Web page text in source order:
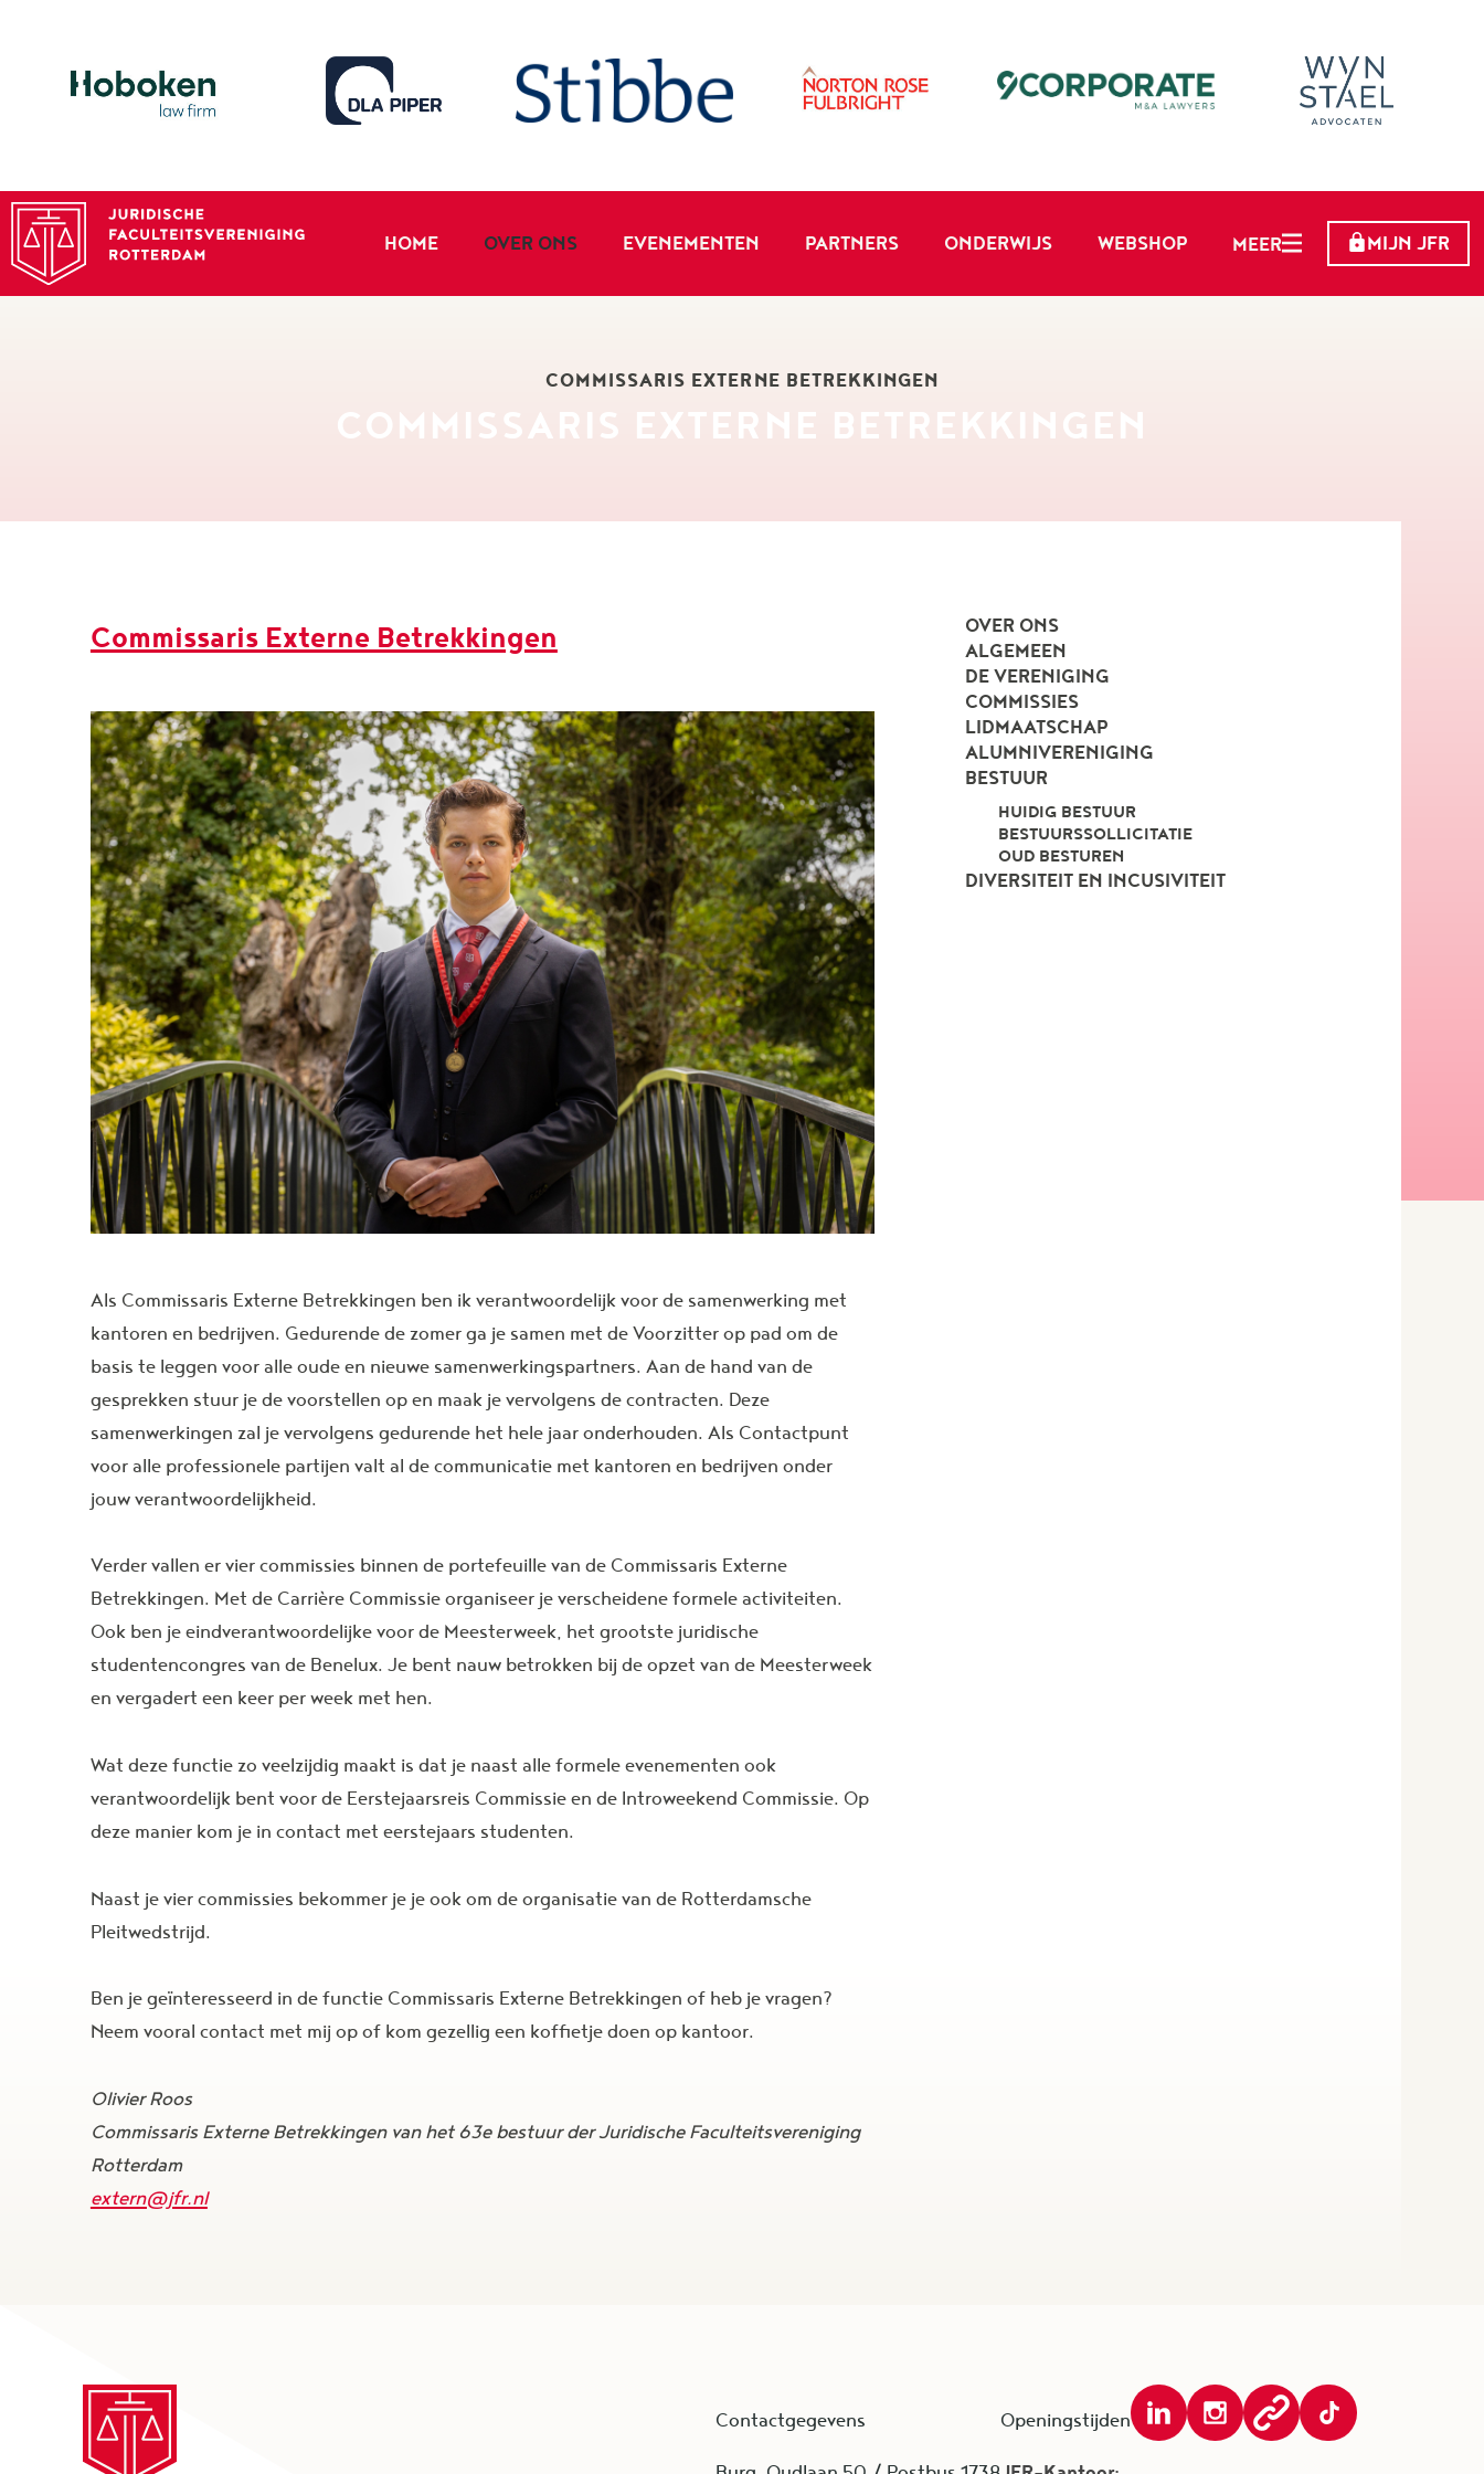
HOME OVER ONS EVENEMENTEN PARTNERS ONDERWIJS WEBSHOP MEER MIJN JFR
COMMISSARIS EXTERNE BETREKKINGEN
COMMISSARIS EXTERNE BETREKKINGEN
Commissaris Externe Betrekkingen
Als Commissaris Externe Betrekkingen ben ik verantwoordelijk voor de samenwerking met
kantoren en bedrijven. Gedurende de zomer ga je samen met de Voorzitter op pad om de
basis te leggen voor alle oude en nieuwe samenwerkingspartners. Aan de hand van de
gesprekken stuur je de voorstellen op en maak je vervolgens de contracten. Deze
samenwerkingen zal je vervolgens gedurende het hele jaar onderhouden. Als Contactpunt
voor alle professionele partijen valt al de communicatie met kantoren en bedrijven onder
jouw verantwoordelijkheid.
Verder vallen er vier commissies binnen de portefeuille van de Commissaris Externe
Betrekkingen. Met de Carrière Commissie organiseer je verscheidene formele activiteiten.
Ook ben je eindverantwoordelijke voor de Meesterweek, het grootste juridische
studentencongres van de Benelux. Je bent nauw betrokken bij de opzet van de Meesterweek
en vergadert een keer per week met hen.
Wat deze functie zo veelzijdig maakt is dat je naast alle formele evenementen ook
verantwoordelijk bent voor de Eerstejaarsreis Commissie en de Introweekend Commissie. Op
deze manier kom je in contact met eerstejaars studenten.
Naast je vier commissies bekommer je je ook om de organisatie van de Rotterdamsche
Pleitwedstrijd.
Ben je geïnteresseerd in de functie Commissaris Externe Betrekkingen of heb je vragen?
Neem vooral contact met mij op of kom gezellig een koffietje doen op kantoor.
Olivier Roos
Commissaris Externe Betrekkingen van het 63e bestuur der Juridische Faculteitsvereniging
Rotterdam
extern@jfr.nl
OVER ONS
ALGEMEEN
DE VERENIGING
COMMISSIES
LIDMAATSCHAP
ALUMNIVERENIGING
BESTUUR
HUIDIG BESTUUR
BESTUURSSOLLICITATIE
OUD BESTUREN
DIVERSITEIT EN INCUSIVITEIT
Contactgegevens Openingstijden